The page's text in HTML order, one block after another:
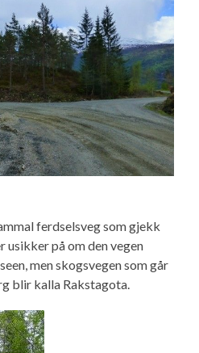
ferdselsveg som gjekk
usikker på om den vegen
men skogsvegen som går
blir kalla Rakstagota.